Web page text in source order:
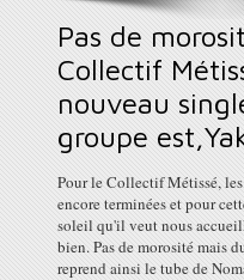
Pas de
Collectif
nouveau
groupe
Pour le Collectif Métissé,
encore terminées et pour
soleil qu'il veut nous
bien. Pas de morosité mais
reprend ainsi le tube de